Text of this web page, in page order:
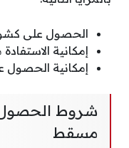
الحصول على
إمكانية
إمكانية الحصول
شروط الحصول
مسقط